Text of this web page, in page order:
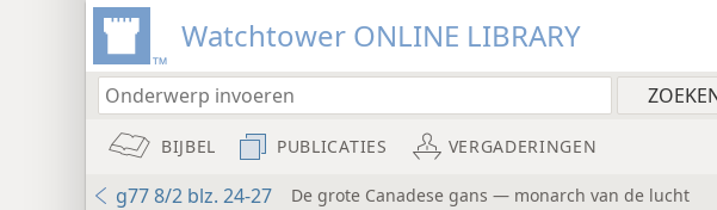
Watchtower ONLINE LIBRARY
BIJBEL PUBLICATIES VERGADERINGEN
g77 8/2 blz. 24-27 De grote Canadese gans — monarch van de lucht